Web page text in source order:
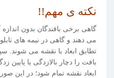
نکته ی مهم!!
گاهی برخی بافندگان بدون
می دهند و گاهی در نیمه های
تطابق ابعاد با نقشه می شوند.
بافت را دچار بالازدگی یا پایین
ابعاد نقشه تمام شود؛ در این